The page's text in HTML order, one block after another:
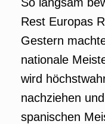
Rest Europas
Gestern
nationale
wird
nachziehen
spanischen